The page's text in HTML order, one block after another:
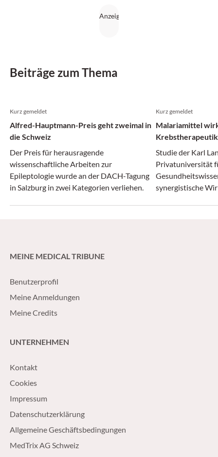
Beiträge zum Thema
Kurz gemeldet
Alfred-Hauptmann-Preis geht zweimal in
die Schweiz
Der Preis für herausragende
wissenschaftliche Arbeiten zur
Epileptologie wurde an der DACH-Tagung
in Salzburg in zwei Kategorien verliehen.
Kurz gemeldet
Malariamittel
Studie der Karl
Privatuniversität
synergistische
MEINE MEDICAL TRIBUNE
Benutzerprofil
Meine Anmeldungen
Meine Credits
UNTERNEHMEN
Kontakt
Cookies
Impressum
Datenschutzerklärung
Allgemeine Geschäftsbedingungen
MedTrix AG Schweiz